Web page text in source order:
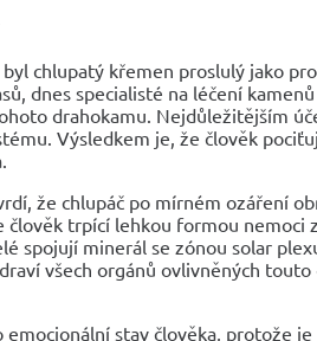
chlupatý křemen proslulý jako
dnes specialisté na léčení
drahokamu. Nejdůležitějším
Výsledkem je, že člověk
že chlupáč po mírném ozáření
trpící lehkou formou nemoci
spojují minerál se zónou solar
všech orgánů ovlivněných touto
stav člověka, protože je